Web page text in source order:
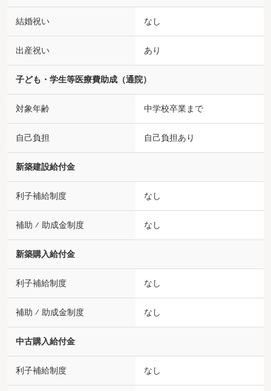
結婚祝い なし
出産祝い あり
子ども・学生等医療費助成（通院）
対象年齢 中学校卒業まで
自己負担 自己負担あり
新築建設給付金
利子補給制度 なし
補助 ⁄ 助成金制度 なし
新築購入給付金
利子補給制度 なし
補助 ⁄ 助成金制度 なし
中古購入給付金
利子補給制度 なし